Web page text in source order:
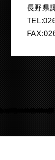
長野県
Warning/home/suwakohanabi/suwako-hanabi.com/public_html/test.suwako-hanabi.com/wp-content/themes/suwako-hanabi_2018/footer.php105